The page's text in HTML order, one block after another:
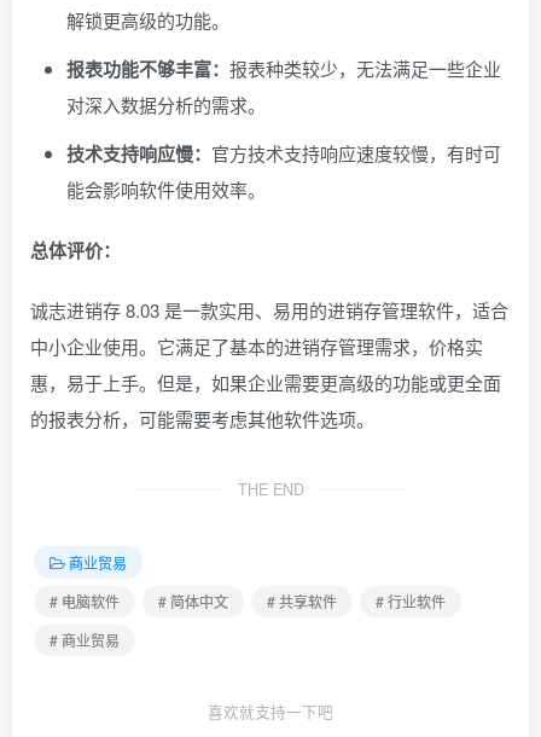
解锁更高级的功能。
报表功能不够丰富： 报表种类较少，无法满足一些企业
对深入数据分析的需求。
技术支持响应慢： 官方技术支持响应速度较慢，有时可
能会影响软件使用效率。
总体评价：
诚志进销存 8.03 是一款实用、易用的进销存管理软件，适合
中小企业使用。它满足了基本的进销存管理需求，价格实
惠，易于上手。但是，如果企业需要更高级的功能或更全面
的报表分析，可能需要考虑其他软件选项。
THE END
商业贸易
# 电脑软件
# 简体中文 # 共享软件
# 行业软件
# 商业贸易
喜欢就支持一下吧